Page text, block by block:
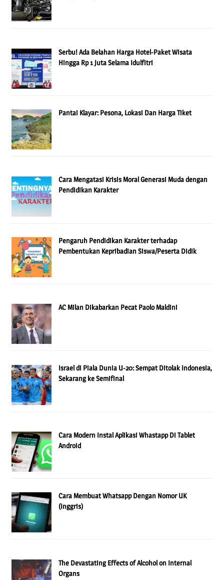
Serbu! Ada Belahan Harga Hotel-Paket Wisata
Hingga Rp 1 Juta Selama Idulfitri
Pantai Klayar: Pesona, Lokasi Dan Harga Tiket
Cara Mengatasi Krisis Moral Generasi Muda dengan
Pendidikan Karakter
Pengaruh Pendidikan Karakter terhadap
Pembentukan Kepribadian Siswa/Peserta Didik
AC Milan Dikabarkan Pecat Paolo Maldini
Israel di Piala Dunia U-20: Sempat Ditolak Indonesia,
Sekarang ke Semifinal
Cara Modern Instal Aplikasi Whastapp Di Tablet
Android
Cara Membuat Whatsapp Dengan Nomor UK
(Inggris)
The Devastating Effects of Alcohol on Internal
Organs